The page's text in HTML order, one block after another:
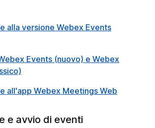
alla versione Webex Events
Events (nuovo) e Webex
all'app Webex Meetings Web
e avvio di eventi